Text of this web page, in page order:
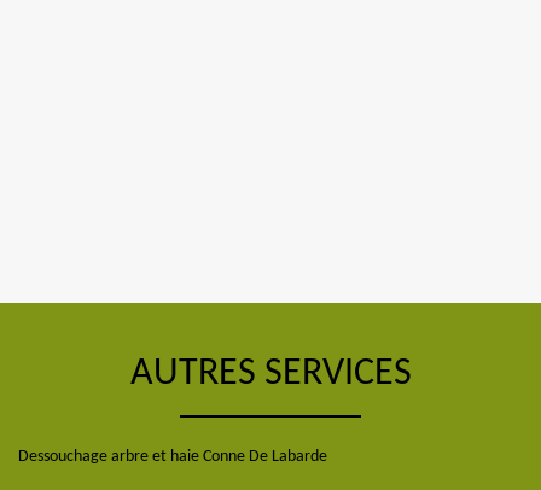
AUTRES SERVICES
Dessouchage arbre et haie Conne De Labarde